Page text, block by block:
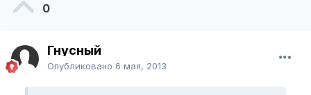
0
Гнусный
Опубликовано 6 мая, 2013